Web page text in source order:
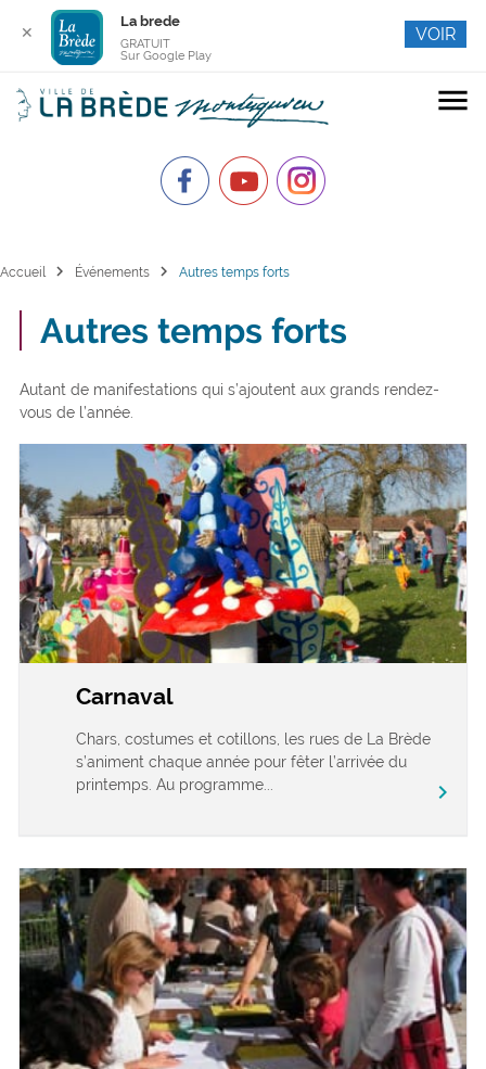
menu
Accueil chevron_right Événements chevron_right Autres temps forts
Autres temps forts
Autant de manifestations qui s’ajoutent aux grands rendez-
vous de l’année.
Carnaval
Chars, costumes et cotillons, les rues de La Brède
s’animent chaque année pour fêter l’arrivée du
printemps. Au programme...
chevron_right
✕
La brede
GRATUIT
Sur Google Play
VOIR